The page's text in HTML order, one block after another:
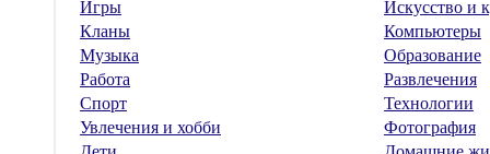
Игры
Искусство и
Кланы
Компьютеры
Музыка
Образование
Работа
Развлечения
Спорт
Технологии
Увлечения и хобби
Фотография